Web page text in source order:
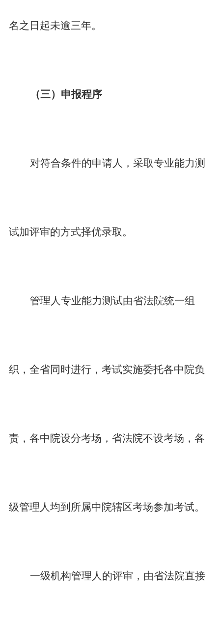
名之日起未逾三年。
（三）申报程序
对符合条件的申请人，采取专业能力测
试加评审的方式择优录取。
管理人专业能力测试由省法院统一组
织，全省同时进行，考试实施委托各中院负
责，各中院设分考场，省法院不设考场，各
级管理人均到所属中院辖区考场参加考试。
一级机构管理人的评审，由省法院直接